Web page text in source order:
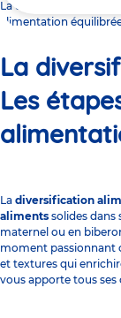
ici
La diversification
alimentation
La
Les
La diversification
aliments solides dans
maternel ou en
moment passionnant
et textures qui
vous apporte tous ses